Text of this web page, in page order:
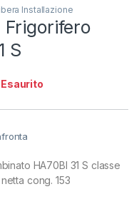
Installazione
Frigorifero
S
Esaurito
HA70BI 31 S classe
cong. 153